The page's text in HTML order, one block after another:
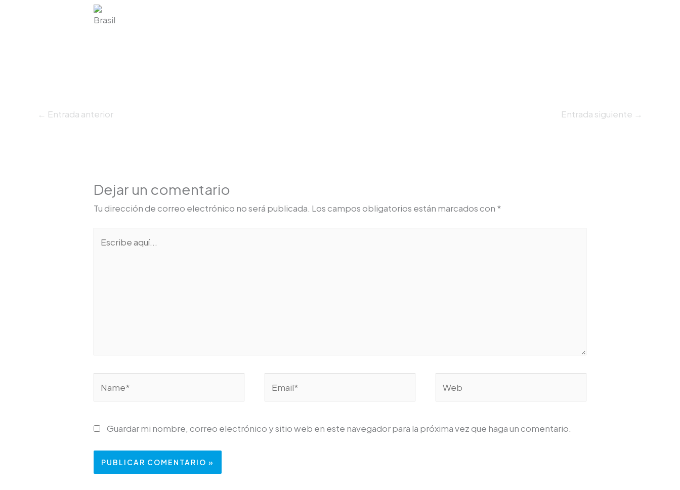
Brasil
← Entrada anterior Entrada siguiente →
Dejar un comentario
Tu dirección de correo electrónico no será publicada. Los campos obligatorios están marcados con *
aquí...
Guardar mi nombre, correo electrónico y sitio web en este navegador para la próxima vez que haga un comentario.